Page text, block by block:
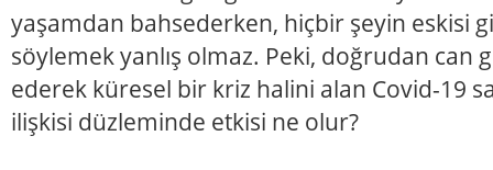
yaşamdan bahsederken, hiçbir şeyin eskisi
söylemek yanlış olmaz. Peki, doğrudan can
ederek küresel bir kriz halini alan Covid-19
ilişkisi düzleminde etkisi ne olur?